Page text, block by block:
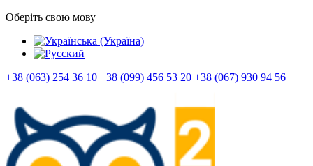
Оберіть свою мову
+38 (063) 254 36 10 +38 (099) 456 53 20 +38 (067) 930 94 56